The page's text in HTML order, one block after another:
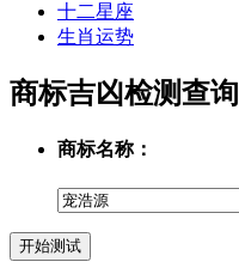
十二星座
生肖运势
商标吉凶检测查询
商标名称：